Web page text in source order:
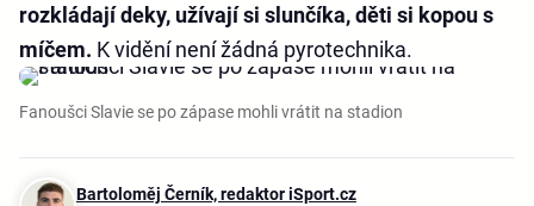
rozkládají deky, užívají si slunčíka, děti si kopou s
míčem. K vidění není žádná pyrotechnika.
Fanoušci Slavie se po zápase mohli vrátit na stadion
Bartoloměj Černík, redaktor iSport.cz